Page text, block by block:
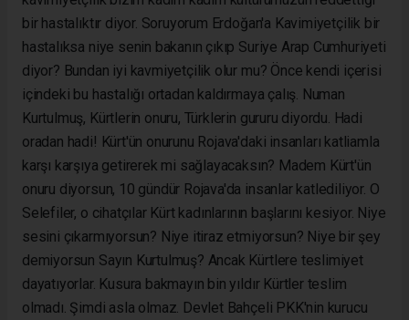
bir hastalıktır diyor. Soruyorum Erdoğan'a Kavimiyetçilik bir
hastalıksa niye senin bakanın çıkıp Suriye Arap Cumhuriyeti
diyor? Bundan iyi kavmiyetçilik olur mu? Önce kendi içerisi
içindeki bu hastalığı ortadan kaldırmaya çalış. Numan
Kurtulmuş, Kürtlerin onuru, Türklerin gururu diyordu. Hadi
oradan hadi! Kürt'ün onurunu Rojava'daki insanları katliamla
karşı karşıya getirerek mi sağlayacaksın? Madem Kürt'ün
onuru diyorsun, 10 gündür Rojava'da insanlar katlediliyor. O
Selefiler, o cihatçılar Kürt kadınlarının başlarını kesiyor. Niye
sesini çıkarmıyorsun? Niye itiraz etmiyorsun? Niye bir şey
demiyorsun Sayın Kurtulmuş? Ancak Kürtlere teslimiyet
dayatıyorlar. Kusura bakmayın bin yıldır Kürtler teslim
olmadı. Şimdi asla olmaz. Devlet Bahçeli PKK'nin kurucu